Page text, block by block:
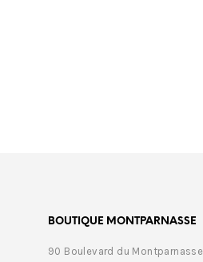
BOUTIQUE MONTPARNASSE
90 Boulevard du Montparnasse,